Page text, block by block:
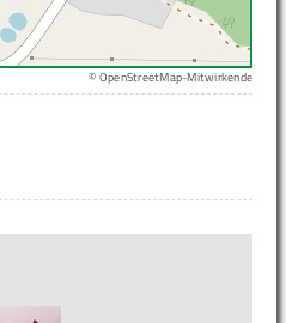
© OpenStreetMap-Mitwirkende